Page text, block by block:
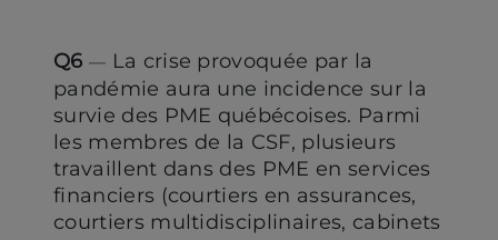
Q6 — La crise provoquée par la
pandémie aura une incidence sur la
survie des PME québécoises. Parmi
les membres de la CSF, plusieurs
travaillent dans des PME en services
financiers (courtiers en assurances,
courtiers multidisciplinaires, cabinets